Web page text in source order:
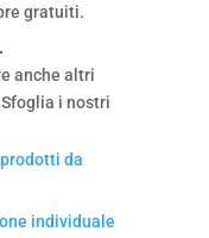
gratuiti.
anche altri
i nostri
da
individuale